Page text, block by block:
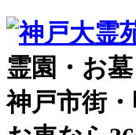
霊園・お墓
神戸市街